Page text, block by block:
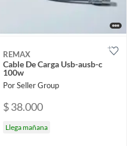
REMAX
Cable De Carga Usb-ausb-c
100w
Por Seller Group
$ 38.000
Llega mañana